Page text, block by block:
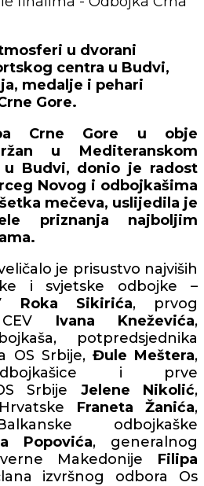
u dvorani
centra u Budvi,
medalje i pehari
Gore.
Crne Gore u obje
u Mediteranskom
Budvi, donio je radost
Novog i odbojkašima
mečeva, uslijedila je
priznanja najboljim
je prisustvo najviših
i svjetske odbojke –
Roka Sikirića, prvog
CEV Ivana Kneževića,
potpredsjednika
OS Srbije, Đule Meštera,
i prve
Srbije Jelene Nikolić,
Franeta Žanića,
odbojkaške
Popovića, generalnog
Makedonije Filipa
izvršnog odbora Os